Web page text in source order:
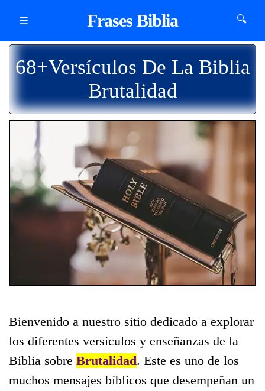
☰ Frases Biblia 🔍
68+Versículos De La Biblia
Brutalidad
Bienvenido a nuestro sitio dedicado a explorar
los diferentes versículos y enseñanzas de la
Biblia sobre Brutalidad. Este es uno de los
muchos mensajes bíblicos que desempeñan un